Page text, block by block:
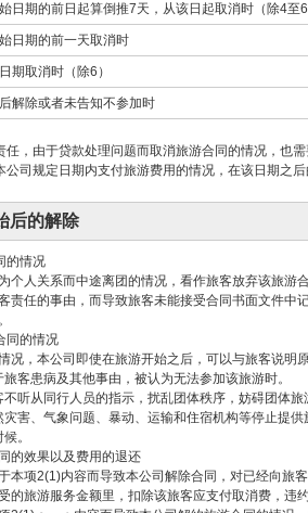
日期的前日起算倒推7天，从该日起取消时（除4至6
日期的前一天取消时
期取消时（除6）
解除或者未告知不参加时
任，由于贷款处理问题而取消旅游合同的情况，也需
公司规定日期内支付旅游费用的情况，在该日期之
后的解除
的情况
个人关系而中途离团的情况，看作旅客放弃该旅游
责任的事由，而导致旅客未能接受合同书面文件中
同的情况
况，本公司即使在旅游开始之后，可以与旅客说明
旅客患病及其他事由，被认为无法参加该旅游时。
不听从同行人员的指示，扰乱团体秩序，妨碍团体旅
灾害、气象问题、暴动、运输和住宿机构等停止提
。
的效果以及费用的退还
本项2(1)内容而导致本公司解除合同，对已经向旅
的旅游服务金额里，扣除该旅客应支付取消费，违